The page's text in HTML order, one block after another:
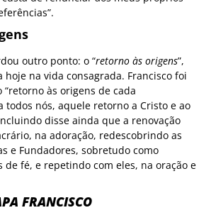
outro ponto: o “retorno às origens”,
na vida consagrada. Francisco foi
às origens de cada
todos nós, aquele retorno a Cristo e ao
disse ainda que a renovação
na adoração, redescobrindo as
e Fundadores, sobretudo como
de fé, e repetindo com eles, na oração e
FRANCISCO